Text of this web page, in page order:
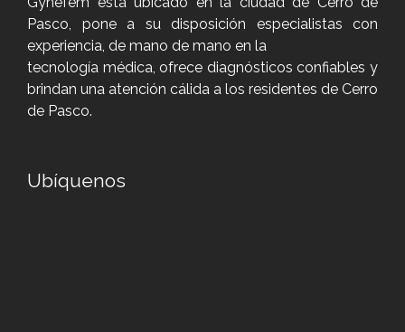
Pasco, pone a su disposición especialistas con
experiencia, de mano de mano en la
tecnología médica, ofrece diagnósticos confiables y
brindan una atención cálida a los residentes de Cerro
de Pasco.
Ubíquenos